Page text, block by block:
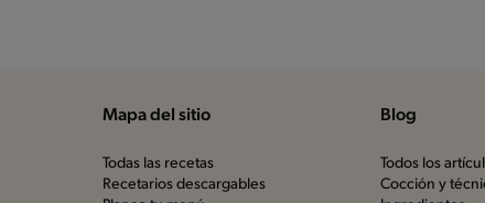
Mapa del sitio
Todas las recetas
Recetarios descargables
Blog
Todos los
Cocción y